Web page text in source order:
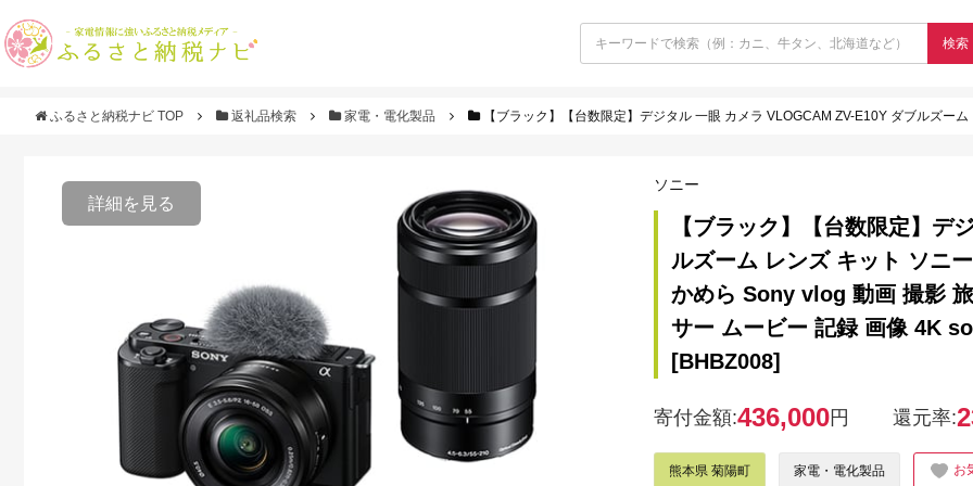
検索
ふるさと納税ナビ TOP 返礼品検索 家電・電化製品 【ブラック】【台数限定】デジタル 一眼 カメラ VLOGCAM ZV-E10Y ダブルズーム レンズ キット ソニー / カメラ 一眼 レンズ zv-e10y ZV 画像処理 か
詳細を見る
ソニー
【ブラック】【台数限定】デ
ルズーム レンズ キット ソニ
かめら Sony vlog 動画 撮影
サー ムービー 記録 画像 4K
[BHBZ008]
寄付金額:436,000円 還元率:
熊本県 菊陽町 家電・電化製品 お